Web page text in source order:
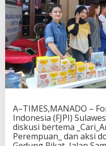
A–TIMES,MANADO –
Indonesia (FJPI)
diskusi bertema
Perempuan_ dan aksi